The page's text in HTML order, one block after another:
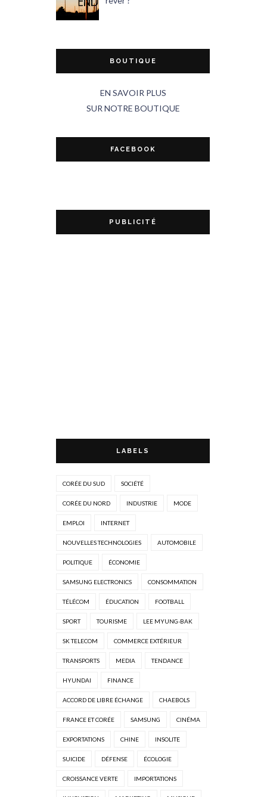
BOUTIQUE
EN SAVOIR PLUS
SUR NOTRE BOUTIQUE
FACEBOOK
PUBLICITÉ
LABELS
CORÉE DU SUD SOCIÉTÉ
CORÉE DU NORD INDUSTRIE MODE
EMPLOI INTERNET
NOUVELLES TECHNOLOGIES AUTOMOBILE
POLITIQUE ÉCONOMIE
SAMSUNG ELECTRONICS CONSOMMATION
TÉLÉCOM ÉDUCATION FOOTBALL
SPORT TOURISME LEE MYUNG-BAK
SK TELECOM COMMERCE EXTÉRIEUR
TRANSPORTS MEDIA TENDANCE
HYUNDAI FINANCE
ACCORD DE LIBRE ÉCHANGE CHAEBOLS
FRANCE ET CORÉE SAMSUNG CINÉMA
EXPORTATIONS CHINE INSOLITE
SUICIDE DÉFENSE ÉCOLOGIE
CROISSANCE VERTE IMPORTATIONS